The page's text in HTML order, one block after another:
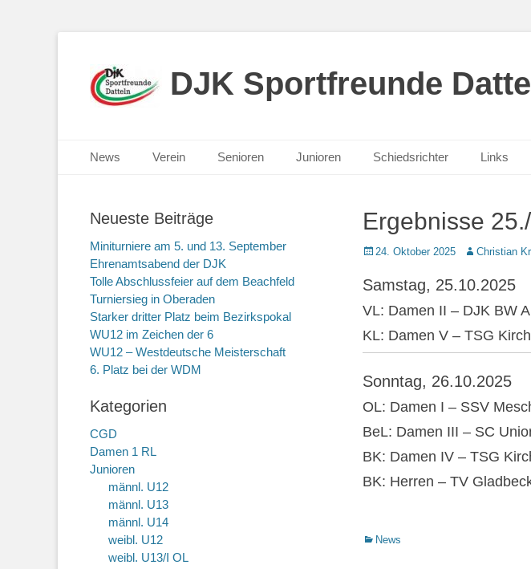
DJK Sportfreunde
Primäres Menü
Inhalt
News Verein Senioren Junioren Schiedsrichter Links
Ergebnisse
Posted
24. Oktober 2025 AutorChristian
Samstag, 25.10.2025
VL: Damen II – DJK BW
KL: Damen V – TSG
Sonntag, 26.10.2025
OL: Damen I – SSV
BeL: Damen III – SC
BK: Damen IV – TSG
BK: Herren – TV
Kategorien
News
Neueste Beiträge
Miniturniere am 5. und 13. September
Ehrenamtsabend der DJK
Tolle Abschlussfeier auf dem Beachfeld
Turniersieg in Oberaden
Starker dritter Platz beim Bezirkspokal
WU12 im Zeichen der 6
WU12 – Westdeutsche Meisterschaft
6. Platz bei der WDM
Kategorien
CGD
Damen 1 RL
Junioren
männl. U12
männl. U13
männl. U14
weibl. U12
weibl. U13/I OL